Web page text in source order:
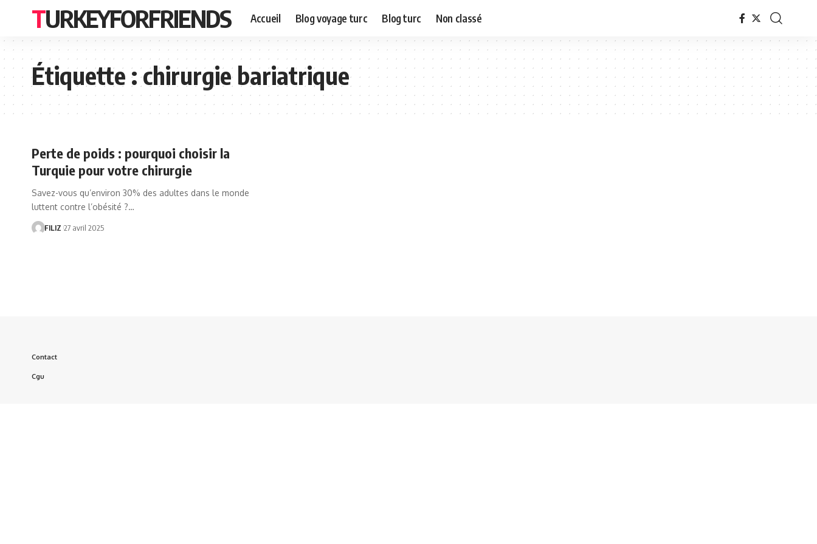
TURKEYFORFRIENDS Accueil Blog voyage turc Blog turc Non classé
Étiquette :chirurgie bariatrique
Perte de poids : pourquoi choisir la
Turquie pour votre chirurgie
Savez-vous qu’environ 30% des adultes dans le monde
luttent contre l’obésité ?…
FILIZ 27 avril 2025
Contact
Cgu